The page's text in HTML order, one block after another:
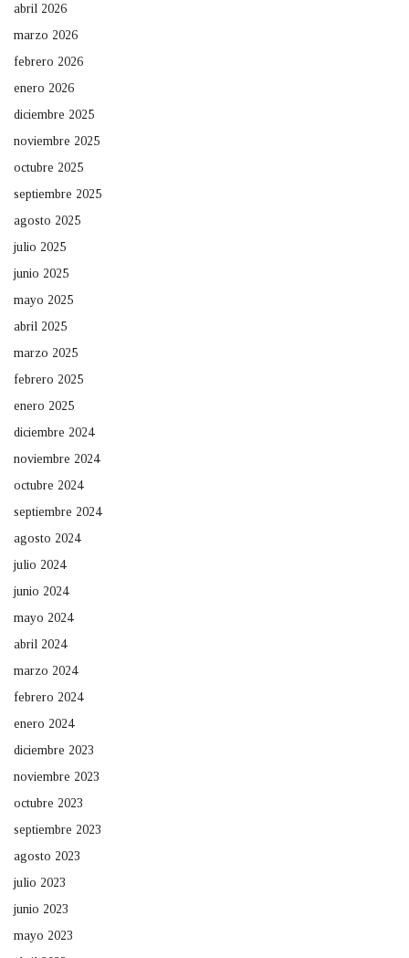
abril 2026
marzo 2026
febrero 2026
enero 2026
diciembre 2025
noviembre 2025
octubre 2025
septiembre 2025
agosto 2025
julio 2025
junio 2025
mayo 2025
abril 2025
marzo 2025
febrero 2025
enero 2025
diciembre 2024
noviembre 2024
octubre 2024
septiembre 2024
agosto 2024
julio 2024
junio 2024
mayo 2024
abril 2024
marzo 2024
febrero 2024
enero 2024
diciembre 2023
noviembre 2023
octubre 2023
septiembre 2023
agosto 2023
julio 2023
junio 2023
mayo 2023